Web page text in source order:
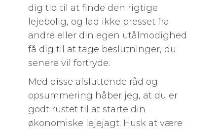
dig tid til at finde den rigtige
lejebolig, og lad ikke presset fra
andre eller din egen utålmodighed
få dig til at tage beslutninger, du
senere vil fortryde.
Med disse afsluttende råd og
opsummering håber jeg, at du er
godt rustet til at starte din
økonomiske lejejagt. Husk at være